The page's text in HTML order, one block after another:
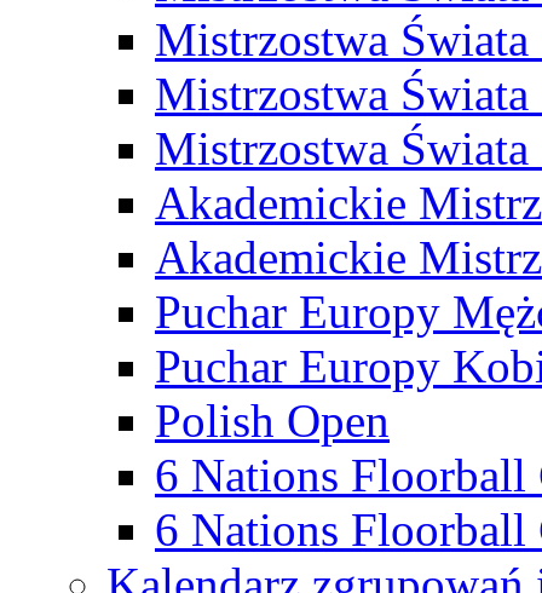
Mistrzostwa
Mistrzostwa
Mistrzostwa
Akademickie
Akademickie
Puchar Europy
Puchar Europy
Polish Open
6 Nations Floorball
6 Nations Floorball